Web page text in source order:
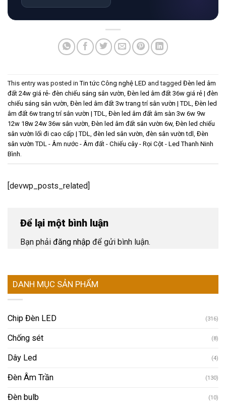
This entry was posted inTin tức Công nghệ LED and tagged Đèn led âm
đất 24w giá rẻ- đèn chiếu sáng sân vườn Đèn led âm đất 36w giá rẻ | đèn
chiếu sáng sân vườn Đèn led âm đất 3w trang trí sân vườn | TDL
Đèn led
âm đất 6w trang trí sân vườn | TDL
Đèn led âm đất âm sàn 3w 6w 9w
12w 18w 24w 36w sân vườn Đèn led âm đất sân vườn 6w, Đèn led chiếu
sân vườn lối đi cao cấp | TDL
đèn led sân vườn đèn sân vườn tdl
Đèn
sân vườn TDL - Âm nước - Âm đất - Chiếu cây - Rọi Cột - Led Thanh Ninh
Bình
[devwp_posts_related]
Để lại một bình luận
Bạn phải đăng nhập để gửi bình luận.
DANH MỤC SẢN PHẨM
Chip Đèn LED (316)
Chống sét (8)
Dây Led (4)
Đèn Âm Trần (130)
Đèn bulb (10)